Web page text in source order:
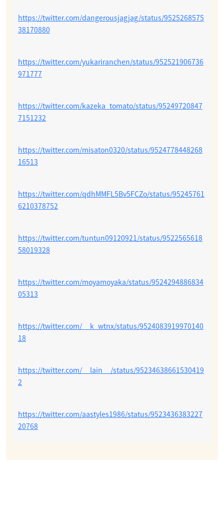
https://twitter.com/dangerousjagjag/status/9525268575
38170880
https://twitter.com/yukariranchen/status/952521906736
971777
https://twitter.com/kazeka_tomato/status/95249720847
7151232
https://twitter.com/misaton0320/status/9524778448268
16513
https://twitter.com/qdhMMFL5Bv5FCZo/status/95245761
6210378752
https://twitter.com/tuntun09120921/status/9522565618
58019328
https://twitter.com/moyamoyaka/status/9524294886834
05313
https://twitter.com/__k_wtnx/status/9524083919970140
18
https://twitter.com/__lain__/status/95234638661530419
2
https://twitter.com/aastyles1986/status/9523436383227
20768